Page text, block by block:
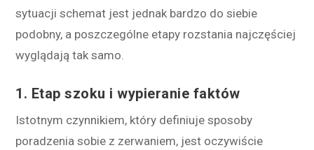
sytuacji schemat jest jednak bardzo do siebie
podobny, a poszczególne etapy rozstania najczęściej
wyglądają tak samo.
1. Etap szoku i wypieranie faktów
Istotnym czynnikiem, który definiuje sposoby
poradzenia sobie z zerwaniem, jest oczywiście